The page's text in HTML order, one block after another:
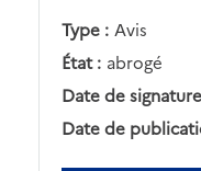
Type : Avis
État : abrogé
Date de
Date de